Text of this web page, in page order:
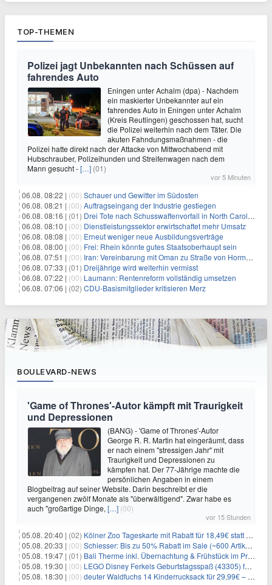
TOP-THEMEN
Polizei jagt Unbekannten nach Schüssen auf
fahrendes Auto
Eningen unter Achalm (dpa) - Nachdem
ein maskierter Unbekannter auf ein
fahrendes Auto in Eningen unter Achalm
(Kreis Reutlingen) geschossen hat, sucht
die Polizei weiterhin nach dem Täter. Die
akuten Fahndungsmaßnahmen - die
Polizei hatte direkt nach der Attacke von Mittwochabend mit
Hubschrauber, Polizeihunden und Streifenwagen nach dem
Mann gesucht -[…] (01)
vor 5 Minuten
06.08. 08:22 | (00) Schauer und Gewitter im Südosten
06.08. 08:21 | (00) Auftragseingang der Industrie gestiegen
06.08. 08:16 | (01) Drei Tote nach Schusswaffenvorfall in North Carolina
06.08. 08:10 | (00) Dienstleistungssektor erwirtschaftet mehr Umsatz
06.08. 08:08 | (00) Erneut weniger neue Ausbildungsverträge
06.08. 08:00 | (00) Frei: Rhein könnte gutes Staatsoberhaupt sein
06.08. 07:51 | (00) Iran: Vereinbarung mit Oman zu Straße von Hormus fast fertig
06.08. 07:33 | (01) Dreijährige wird weiterhin vermisst
06.08. 07:22 | (00) Laumann: Rentenreform vollständig umsetzen
06.08. 07:06 | (02) CDU-Basismitglieder kritisieren Merz
BOULEVARD-NEWS
'Game of Thrones'-Autor kämpft mit Traurigkeit
und Depressionen
(BANG) - 'Game of Thrones'-Autor
George R. R. Martin hat eingeräumt, dass
er nach einem "stressigen Jahr" mit
Traurigkeit und Depressionen zu
kämpfen hat. Der 77-Jährige machte die
persönlichen Angaben in einem
Blogbeitrag auf seiner Website. Darin beschreibt er die
vergangenen zwölf Monate als "überwältigend". Zwar habe es
auch "großartige Dinge, […] (00)
vor 15 Stunden
05.08. 20:40 | (02) Kölner Zoo Tageskarte mit Rabatt für 18,49€ statt 29,50€ – einlösbar bis Dezember
05.08. 20:33 | (00) Schiesser: Bis zu 50% Rabatt im Sale (~600 Artikel zur Auswahl)
05.08. 19:47 | (01) Bali Therme inkl. Übernachtung & Frühstück im Premium Hotel (Bad Oeynhausen) ab 89€ p.P.
05.08. 19:30 | (00) LEGO Disney Ferkels Geburtstagsspaß (43305) für 29,10€
05.08. 18:30 | (00) deuter Waldfuchs 14 Kinderrucksack für 29,99€ – Amber-maple